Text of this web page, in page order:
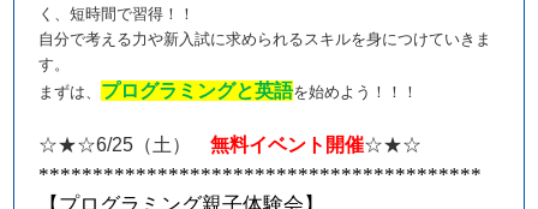
く、短時間で習得！！
自分で考える力や新入試に求められるスキルを身につけていきま
す。
まずは、 プログラミングと英語を始めよう！！！
☆★☆6/25 （土）無料イベント開催☆★☆
*****************************************